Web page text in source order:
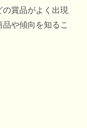
賞品がよく出現
や傾向を知るこ